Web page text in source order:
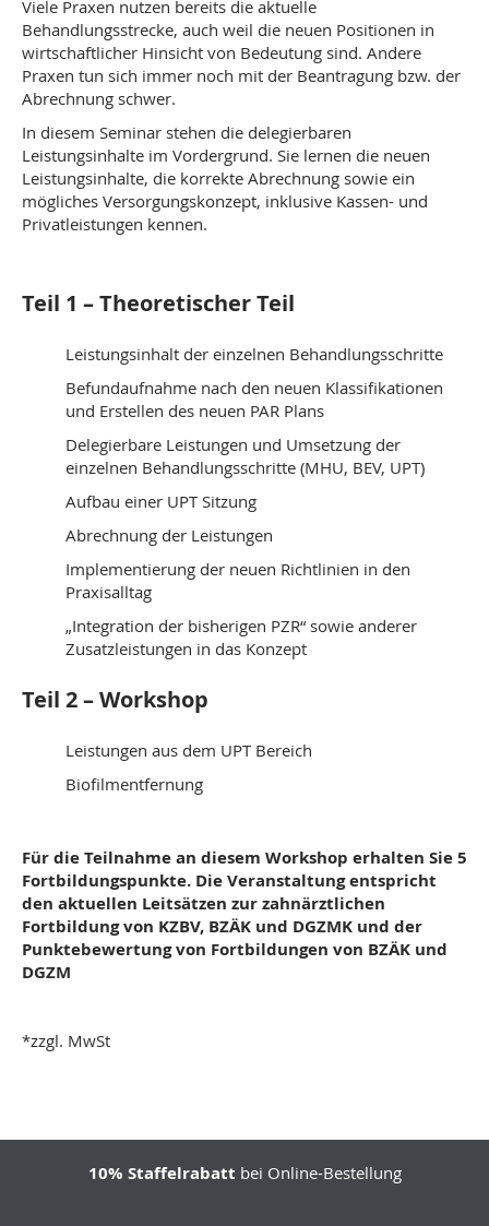
Viele Praxen nutzen bereits die aktuelle
Behandlungsstrecke, auch weil die neuen Positionen in
wirtschaftlicher Hinsicht von Bedeutung sind. Andere
Praxen tun sich immer noch mit der Beantragung bzw. der
Abrechnung schwer.
In diesem Seminar stehen die delegierbaren
Leistungsinhalte im Vordergrund. Sie lernen die neuen
Leistungsinhalte, die korrekte Abrechnung sowie ein
mögliches Versorgungskonzept, inklusive Kassen- und
Privatleistungen kennen.
Teil 1 – Theoretischer Teil
Leistungsinhalt der einzelnen Behandlungsschritte
Befundaufnahme nach den neuen Klassifikationen
und Erstellen des neuen PAR Plans
Delegierbare Leistungen und Umsetzung der
einzelnen Behandlungsschritte (MHU, BEV, UPT)
Aufbau einer UPT Sitzung
Abrechnung der Leistungen
Implementierung der neuen Richtlinien in den
Praxisalltag
„Integration der bisherigen PZR“ sowie anderer
Zusatzleistungen in das Konzept
Teil 2 – Workshop
Leistungen aus dem UPT Bereich
Biofilmentfernung
Für die Teilnahme an diesem Workshop erhalten Sie 5
Fortbildungspunkte. Die Veranstaltung entspricht
den aktuellen Leitsätzen zur zahnärztlichen
Fortbildung von KZBV, BZÄK und DGZMK und der
Punktebewertung von Fortbildungen von BZÄK und
DGZM
*zzgl. MwSt
10% Staffelrabatt bei Online-Bestellung